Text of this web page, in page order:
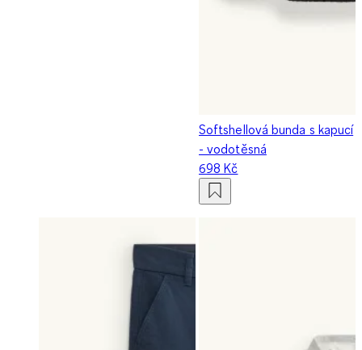
Softshellová bunda s kapucí
- vodotěsná
698 Kč